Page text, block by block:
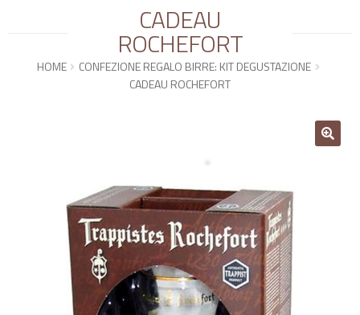
CADEAU
ROCHEFORT
HOME
CONFEZIONE REGALO BIRRE: KIT DEGUSTAZIONE
CADEAU ROCHEFORT